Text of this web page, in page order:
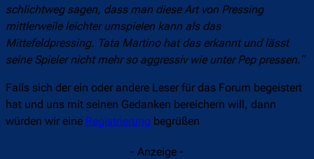
schlichtweg sagen, dass man diese Art von Pressing
mittlerweile leichter umspielen kann als das
Mittefeldpressing. Tata Martino hat das erkannt und lässt
seine Spieler nicht mehr so aggressiv wie unter Pep pressen.“
Falls sich der ein oder andere Leser für das Forum begeistert
hat und uns mit seinen Gedanken bereichern will, dann
würden wir eine Registrierung begrüßen
- Anzeige -